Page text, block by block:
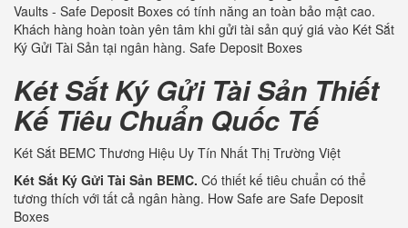
Vaults - Safe Deposit Boxes có tính năng an toàn bảo mật cao.
Khách hàng hoàn toàn yên tâm khi gửi tài sản quý giá vào Két Sắt
Ký Gửi Tài Sản tại ngân hàng. Safe Deposit Boxes
Két Sắt Ký Gửi Tài Sản Thiết
Kế Tiêu Chuẩn Quốc Tế
Két Sắt BEMC Thương Hiệu Uy Tín Nhất Thị Trường Việt
Két Sắt Ký Gửi Tài Sản BEMC. Có thiết kế tiêu chuẩn có thể
tương thích với tất cả ngân hàng. How Safe are Safe Deposit
Boxes